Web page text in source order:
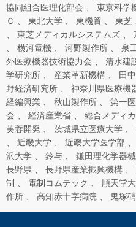
協同組合医理化部会
東京科学
Ｃ
東北大学 東機貿 東芝
東芝メディカルシステムズ
横河電機
河野製作所 泉
外医療機器技術協力会
清水建
学研究所
産業革新機構 田
野経済研究所
神奈川県医療機
経編興業
秋山製作所 第一
会
経済産業省 総合メディ
芙蓉開発
茨城県立医療大学
近畿大学
近畿大学医学部
沢大学
鈴与 鎌田理化学器
長野県
長野県産業振興機構
制
電制コムテック 順天堂
作所
高知赤十字病院 鬼塚